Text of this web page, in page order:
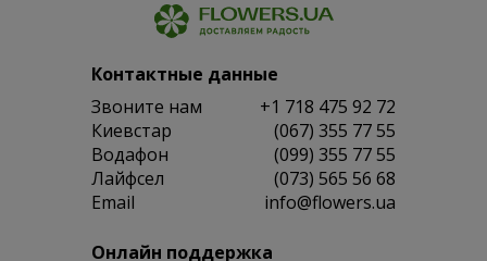
Контактные данные
Звоните нам
+1 718 475 92 72
Киевстар
(067) 355 77 55
Водафон
(099) 355 77 55
Лайфсел
(073) 565 56 68
Email
info@flowers.ua
Онлайн поддержка